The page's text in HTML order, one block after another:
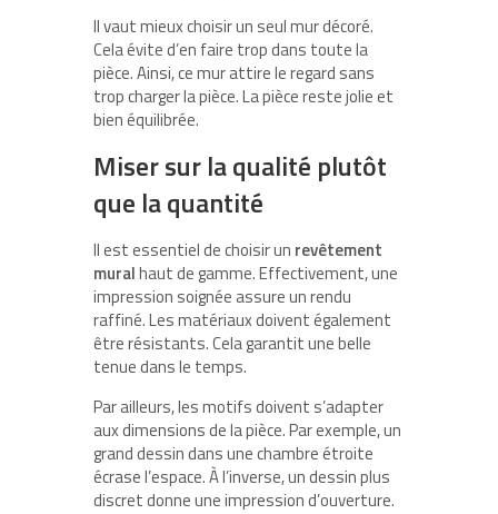
Il vaut mieux choisir un seul mur décoré.
Cela évite d’en faire trop dans toute la
pièce. Ainsi, ce mur attire le regard sans
trop charger la pièce. La pièce reste jolie et
bien équilibrée.
Miser sur la qualité plutôt
que la quantité
Il est essentiel de choisir un revêtement
muralhaut de gamme. Effectivement, une
impression soignée assure un rendu
raffiné. Les matériaux doivent également
être résistants. Cela garantit une belle
tenue dans le temps.
Par ailleurs, les motifs doivent s’adapter
aux dimensions de la pièce. Par exemple, un
grand dessin dans une chambre étroite
écrase l’espace. À l’inverse, un dessin plus
discret donne une impression d’ouverture.